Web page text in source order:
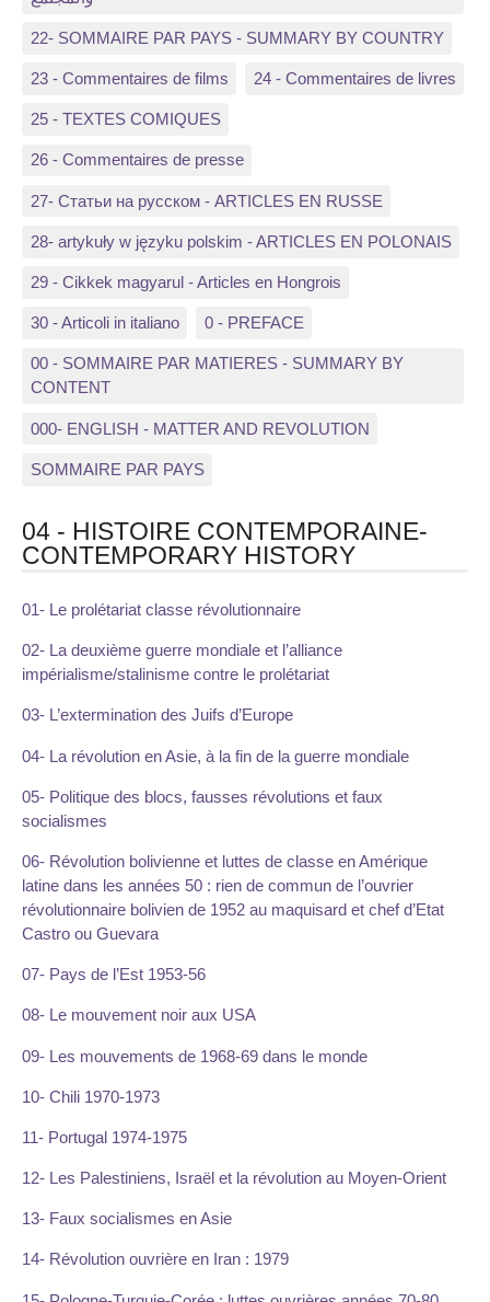
22- SOMMAIRE PAR PAYS - SUMMARY BY COUNTRY
23 - Commentaires de films 24 - Commentaires de livres
25 - TEXTES COMIQUES
26 - Commentaires de presse
27- Статьи на русском - ARTICLES EN RUSSE
28- artykuły w języku polskim - ARTICLES EN POLONAIS
29 - Cikkek magyarul - Articles en Hongrois
30 - Articoli in italiano 0 - PREFACE
00 - SOMMAIRE PAR MATIERES - SUMMARY BY
CONTENT
000- ENGLISH - MATTER AND REVOLUTION
SOMMAIRE PAR PAYS
04 - HISTOIRE CONTEMPORAINE-
CONTEMPORARY HISTORY
01- Le prolétariat classe révolutionnaire
02- La deuxième guerre mondiale et l’alliance
impérialisme/stalinisme contre le prolétariat
03- L’extermination des Juifs d’Europe
04- La révolution en Asie, à la fin de la guerre mondiale
05- Politique des blocs, fausses révolutions et faux
socialismes
06- Révolution bolivienne et luttes de classe en Amérique
latine dans les années 50 : rien de commun de l’ouvrier
révolutionnaire bolivien de 1952 au maquisard et chef d’Etat
Castro ou Guevara
07- Pays de l’Est 1953-56
08- Le mouvement noir aux USA
09- Les mouvements de 1968-69 dans le monde
10- Chili 1970-1973
11- Portugal 1974-1975
12- Les Palestiniens, Israël et la révolution au Moyen-Orient
13- Faux socialismes en Asie
14- Révolution ouvrière en Iran : 1979